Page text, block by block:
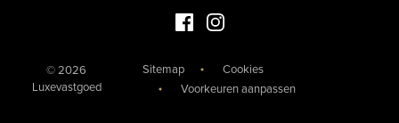
Facebook Luxevastgoed
Instagram Luxevastgoed
© 2026
Luxevastgoed
Sitemap
Cookies
Voorkeuren aanpassen